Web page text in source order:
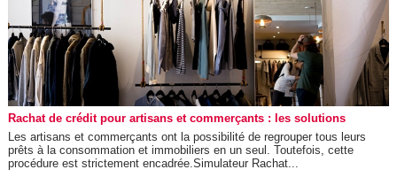
Rachat de crédit pour artisans et commerçants : les solutions
Les artisans et commerçants ont la possibilité de regrouper tous leurs
prêts à la consommation et immobiliers en un seul. Toutefois, cette
procédure est strictement encadrée.Simulateur Rachat...